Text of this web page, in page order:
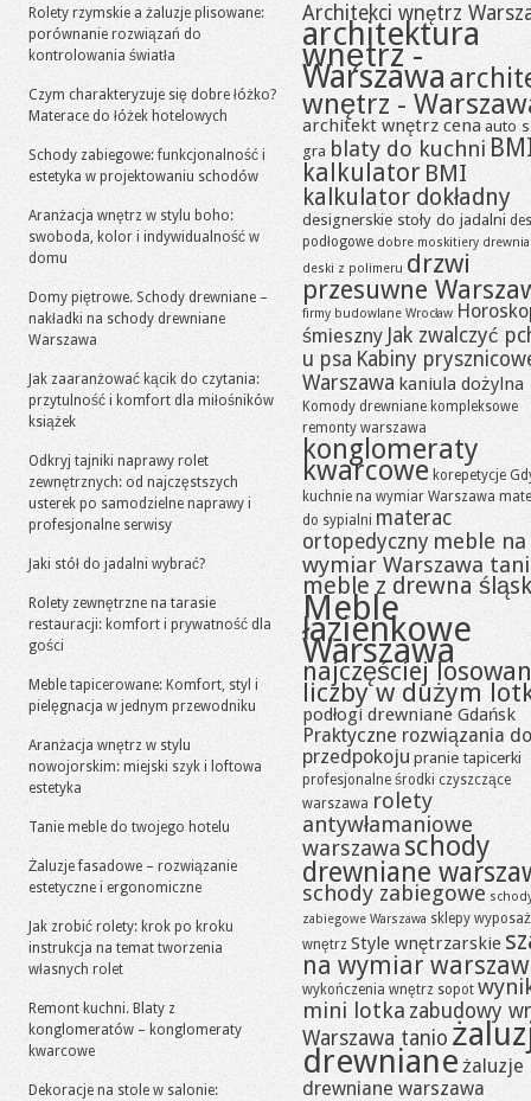
Rolety rzymskie a żaluzje plisowane:
porównanie rozwiązań do
kontrolowania światła
Czym charakteryzuje się dobre łóżko?
Materace do łóżek hotelowych
Schody zabiegowe: funkcjonalność i
estetyka w projektowaniu schodów
Aranżacja wnętrz w stylu boho:
swoboda, kolor i indywidualność w
domu
Domy piętrowe. Schody drewniane –
nakładki na schody drewniane
Warszawa
Jak zaaranżować kącik do czytania:
przytulność i komfort dla miłośników
książek
Odkryj tajniki naprawy rolet
zewnętrznych: od najczęstszych
usterek po samodzielne naprawy i
profesjonalne serwisy
Jaki stół do jadalni wybrać?
Rolety zewnętrzne na tarasie
restauracji: komfort i prywatność dla
gości
Meble tapicerowane: Komfort, styl i
pielęgnacja w jednym przewodniku
Aranżacja wnętrz w stylu
nowojorskim: miejski szyk i loftowa
estetyka
Tanie meble do twojego hotelu
Żaluzje fasadowe – rozwiązanie
estetyczne i ergonomiczne
Jak zrobić rolety: krok po kroku
instrukcja na temat tworzenia
własnych rolet
Remont kuchni. Blaty z
konglomeratów – konglomeraty
kwarcowe
Dekoracje na stole w salonie:
Architekci wnętrz
architektura
wnętrz -
Warszawa
wnętrz -
architekt wnętrz cena auto
gra blaty do kuchni
kalkulator BMI
kalkulator dokładny
designerskie stoły do jadalni
podłogowe dobre moskitiery
deski z polimeru drzwi
przesuwne
firmy budowlane Wrocław
śmieszny Jak zwalczyć
u psa Kabiny
Warszawa kaniula dożylna
Komody drewniane kompleksowe
remonty warszawa
konglomeraty
kwarcowe korepetycje
kuchnie na wymiar Warszawa
do sypialni materac
ortopedyczny meble na
wymiar Warszawa
meble z drewna
Meble
łazienkowe
Warszawa
najczęściej
liczby w dużym
podłogi drewniane Gdańsk
Praktyczne rozwiązania do
przedpokoju pranie tapicerki
profesjonalne środki czyszczące
warszawa rolety
antywłamaniowe
warszawa schody
drewniane
schody zabiegowe
zabiegowe Warszawa sklepy
wnętrz Style wnętrzarskie
na wymiar
wykończenia wnętrz sopot
mini lotka zabudowy
Warszawa tanio
drewniane żaluzje
drewniane warszawa